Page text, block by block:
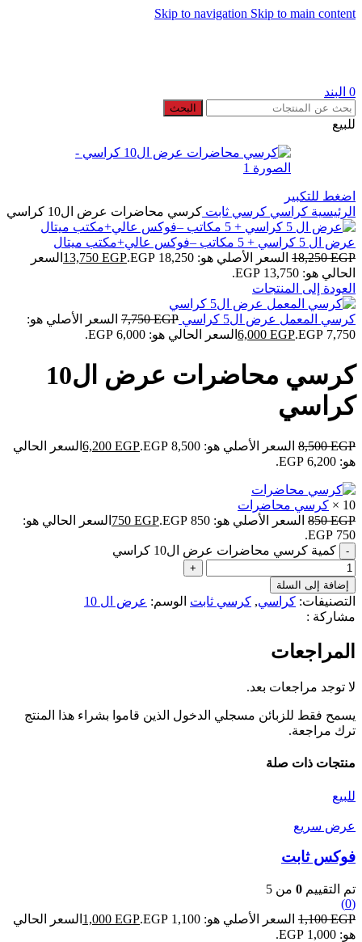
Skip to navigation Skip to main content
0 البند
البحث
للبيع
اضغط للتكبير
الرئيسية كراسي كرسي ثابت كرسي محاضرات عرض ال10 كراسي
عرض ال 5 كراسي + 5 مكاتب –فوكس عالي+مكتب ميتال
18,250EGP السعر الأصلي هو: 18,250 EGP. 13,750 EGP
السعر
الحالي هو: 13,750 EGP.
العودة إلى المنتجات
كرسي المعمل عرض ال5 كراسي 7,750EGP
السعر الأصلي هو:
7,750 EGP.
6,000 EGP السعر الحالي هو: 6,000 EGP.
كرسي محاضرات عرض ال10
كراسي
8,500EGP السعر الأصلي هو: 8,500 EGP. 6,200 EGP
السعر الحالي
هو: 6,200 EGP.
10 ×
كرسي محاضرات
850EGP السعر الأصلي هو: 850 EGP. 750 EGP
السعر الحالي هو:
750 EGP.
كمية كرسي محاضرات عرض ال10 كراسي
إضافة إلى السلة
التصنيفات: كراسي, كرسي ثابت الوسم: عرض ال 10
مشاركة :
المراجعات
لا توجد مراجعات بعد.
يسمح فقط للزبائن مسجلي الدخول الذين قاموا بشراء هذا المنتج
ترك مراجعة.
منتجات ذات صلة
للبيع
عرض سريع
فوكس ثابت
تم التقييم 0 من 5
(0)
1,100EGP السعر الأصلي هو: 1,100 EGP. 1,000 EGP
السعر الحالي
هو: 1,000 EGP.